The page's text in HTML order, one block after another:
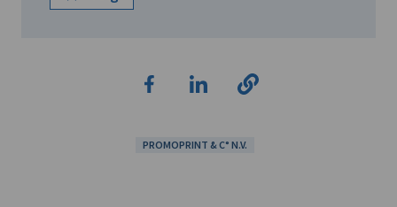
PROMOPRINT & C° N.V.